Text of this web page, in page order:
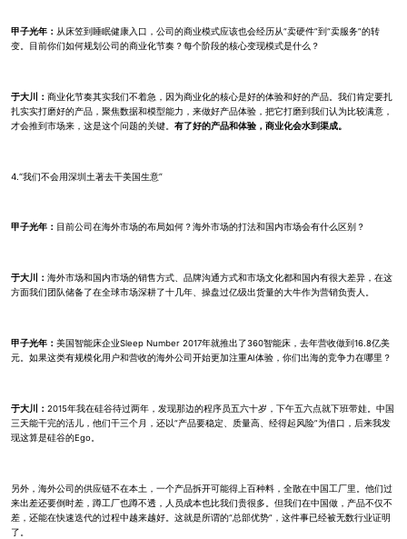
甲子光年： 从床笠到睡眠健康入口，公司的商业模式应该也会经历从“卖硬件”到“卖服务”的转
变。目前你们如何规划公司的商业化节奏？每个阶段的核心变现模式是什么？
于大川： 商业化节奏其实我们不着急，因为商业化的核心是好的体验和好的产品。我们肯定要扎
扎实实打磨好的产品，聚焦数据和模型能力，来做好产品体验，把它打磨到我们认为比较满意，
才会推到市场来，这是这个问题的关键。 有了好的产品和体验，商业化会水到渠成。
4.“我们不会用深圳土著去干美国生意”
甲子光年： 目前公司在海外市场的布局如何？海外市场的打法和国内市场会有什么区别？
于大川： 海外市场和国内市场的销售方式、品牌沟通方式和市场文化都和国内有很大差异，在这
方面我们团队储备了在全球市场深耕了十几年、操盘过亿级出货量的大牛作为营销负责人。
甲子光年： 美国智能床企业Sleep Number 2017年就推出了360智能床，去年营收做到16.8亿美
元。如果这类有规模化用户和营收的海外公司开始更加注重AI体验，你们出海的竞争力在哪里？
于大川： 2015年我在硅谷待过两年，发现那边的程序员五六十岁，下午五六点就下班带娃。中国
三天能干完的活儿，他们干三个月，还以“产品要稳定、质量高、经得起风险”为借口，后来我发
现这算是硅谷的Ego。
另外，海外公司的供应链不在本土，一个产品拆开可能得上百种料，全散在中国工厂里。他们过
来出差还要倒时差，蹲工厂也蹲不透，人员成本也比我们贵很多。但我们在中国做，产品不仅不
差，还能在快速迭代的过程中越来越好。这就是所谓的“总部优势”，这件事已经被无数行业证明
了。